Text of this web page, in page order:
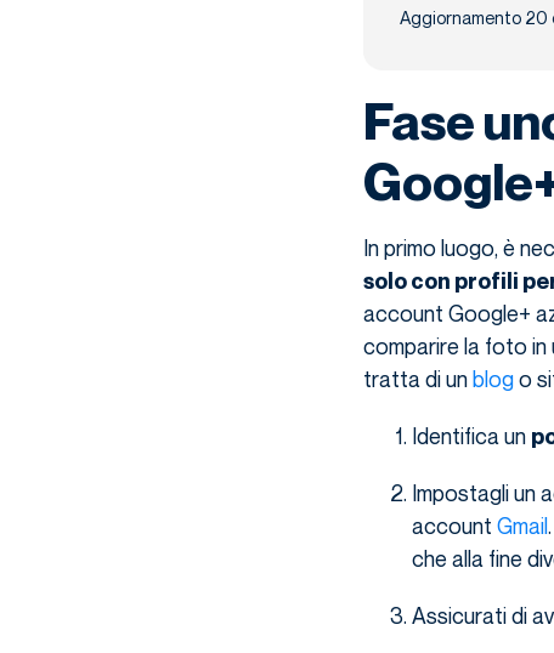
Aggiornamento 20
Fase
In primo luogo, è
solo con profili
account Google+
comparire la foto in
tratta di unblogo
Identifica un
Impostagli un
account Gmail
che alla fine
Assicurati di